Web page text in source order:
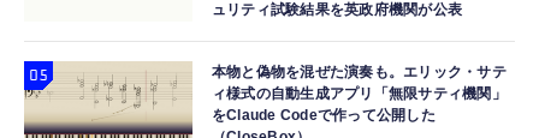
ュリティ試験結果を英政府機関が公表
本物と偽物を混ぜた演奏も。エリック・サテ
ィ様式の自動生成アプリ「無限サティ機関」
をClaude Codeで作って公開した